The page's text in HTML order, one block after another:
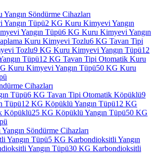
Söndürme Cihazları
Tüpü2 KG Kuru Kimyevi Yangın
Yangın Tüpü6 KG Kuru Kimyevi Yangın
Kuru Kimyevi Tozlu6 KG Tavan Tipi
Tozlu9 KG Kuru Kimyevi Yangın Tüpü12
Tüpü12 KG Tavan Tipi Otomatik Kuru
Kuru Kimyevi Yangın Tüpü50 KG Kuru
Cihazları
Tüpü6 KG Tavan Tipi Otomatik Köpüklü9
Tüpü12 KG Köpüklü Yangın Tüpü12 KG
Köpüklü25 KG Köpüklü Yangın Tüpü50 KG
Söndürme Cihazları
Yangın Tüpü5 KG Karbondioksitli Yangın
Yangın Tüpü30 KG Karbondioksitli